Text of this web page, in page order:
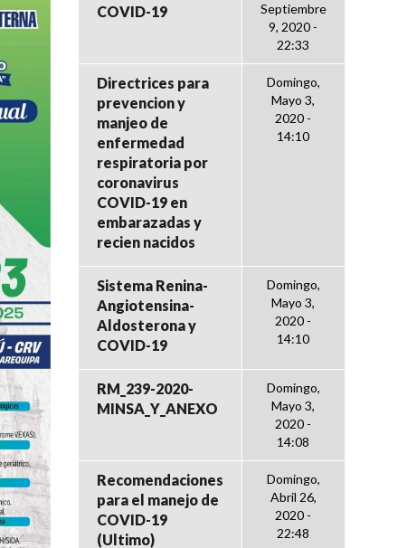
COVID-19
Septiembre
9, 2020 -
22:33
Directrices para
prevencion y
manjeo de
enfermedad
respiratoria por
coronavirus
COVID-19 en
embarazadas y
recien nacidos
Domingo,
Mayo 3,
2020 -
14:10
Sistema Renina-
Angiotensina-
Aldosterona y
COVID-19
Domingo,
Mayo 3,
2020 -
14:10
RM_239-2020-
MINSA_Y_ANEXO
Domingo,
Mayo 3,
2020 -
14:08
Recomendaciones
para el manejo de
COVID-19
(Ultimo)
Domingo,
Abril 26,
2020 -
22:48